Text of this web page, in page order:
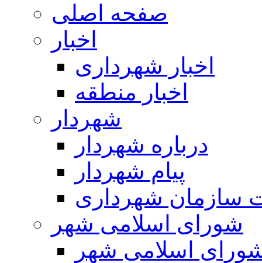
صفحه اصلی
اخبار
اخبار شهرداری
اخبار منطقه
شهردار
درباره شهردار
پیام شهردار
سازمان شهرداری
شورای اسلامی شهر
اسلامی شهر